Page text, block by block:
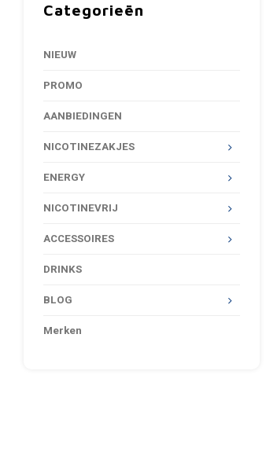
Categorieën
NIEUW
PROMO
AANBIEDINGEN
NICOTINEZAKJES
ENERGY
NICOTINEVRIJ
ACCESSOIRES
DRINKS
BLOG
Merken